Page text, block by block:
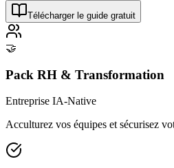
Télécharger le guide gratuit
🤝
Pack RH & Transformation
Entreprise IA-Native
Acculturez vos équipes et sécurisez